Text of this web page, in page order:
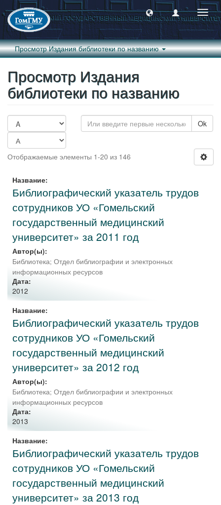
Просмотр Издания библиотеки по названию
Просмотр Издания
библиотеки по названию
Ok
Отображаемые элементы 1-20 из 146
Название:
Библиографический указатель трудов
сотрудников УО «Гомельский
государственный медицинский
университет» за 2011 год
Автор(ы):
Библиотека; Отдел библиографии и электронных
информационных ресурсов
Дата:
2012
Название:
Библиографический указатель трудов
сотрудников УО «Гомельский
государственный медицинский
университет» за 2012 год
Автор(ы):
Библиотека; Отдел библиографии и электронных
информационных ресурсов
Дата:
2013
Название:
Библиографический указатель трудов
сотрудников УО «Гомельский
государственный медицинский
университет» за 2013 год